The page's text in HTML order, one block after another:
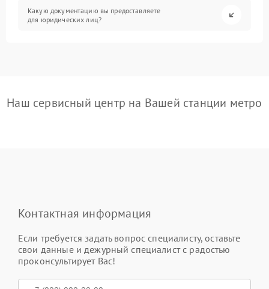
Какую документацию вы предоставляете
для юридических лиц?
Наш сервисный центр на Вашей станции метро
Контактная информация
Если требуется задать вопрос специалисту, оставьте
свои данные и дежурный специалист с радостью
проконсультирует Вас!